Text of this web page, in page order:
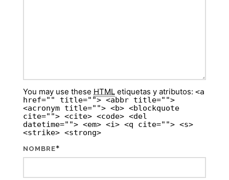
You may use these HTML etiquetas y atributos: <a
href="" title=""> <abbr title="">
<acronym title=""> <b> <blockquote
cite=""> <cite> <code> <del
datetime=""> <em> <i> <q cite=""> <s>
<strike> <strong>
NOMBRE*